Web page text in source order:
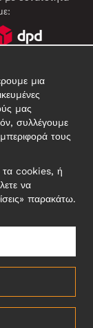
σε αυτήν τη
μια
μας
συλλέγουμε
τους
τα cookies, ή
να
παρακάτω.